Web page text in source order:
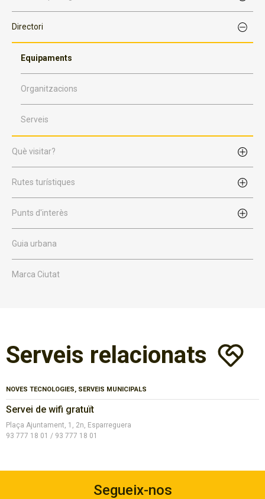
Directori
Equipaments
Organitzacions
Serveis
Què visitar?
Rutes turístiques
Punts d'interès
Guia urbana
Marca Ciutat
Serveis relacionats
NOVES TECNOLOGIES, SERVEIS MUNICIPALS
Servei de wifi gratuït
Plaça Ajuntament, 1, 2n, Esparreguera
93 777 18 01 / 93 777 18 01
Segueix-nos